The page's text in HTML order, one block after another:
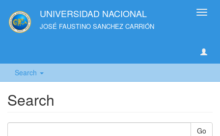
UNIVERSIDAD NACIONAL
JOSÉ FAUSTINO SANCHEZ CARRIÓN
Search
Search
Go